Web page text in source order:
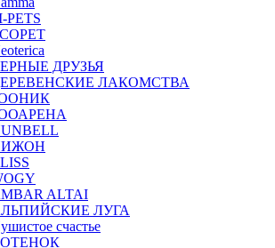
PETS
ДРУЗЬЯ
ЛАКОМСТВА
ALTAI
ЛУГА
счастье